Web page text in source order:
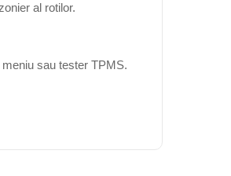
al rotilor.
sau tester TPMS.